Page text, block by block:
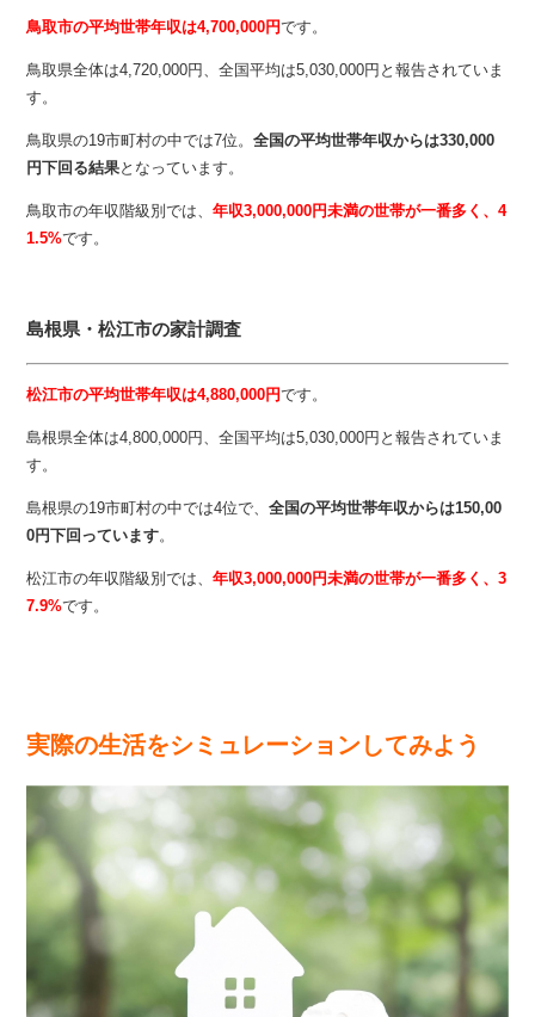
鳥取市の平均世帯年収は4,700,000円です。
鳥取県全体は4,720,000円、全国平均は5,030,000円と報告されていま
す。
鳥取県の19市町村の中では7位。全国の平均世帯年収からは330,000
円下回る結果となっています。
鳥取市の年収階級別では、年収3,000,000円未満の世帯が一番多く、4
1.5%です。
島根県・松江市の家計調査
松江市の平均世帯年収は4,880,000円です。
島根県全体は4,800,000円、全国平均は5,030,000円と報告されていま
す。
島根県の19市町村の中では4位で、全国の平均世帯年収からは150,00
0円下回っています。
松江市の年収階級別では、年収3,000,000円未満の世帯が一番多く、3
7.9%です。
実際の生活をシミュレーションしてみよう